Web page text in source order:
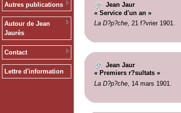
Autres publications
Autour de Jean
Jaurès
Contact
Lettre d'information
Jean Jaur
« Service d'un an »
La D?p?che, 21 f?vrier 1901.
Jean Jaur
« Premiers r?sultats »
La D?p?che, 14 mars 1901.